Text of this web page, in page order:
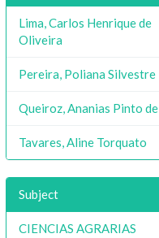
Lima, Carlos Henrique de
Oliveira
Pereira, Poliana Silvestre
Queiroz, Ananias Pinto de
Tavares, Aline Torquato
Subject
CIENCIAS AGRARIAS